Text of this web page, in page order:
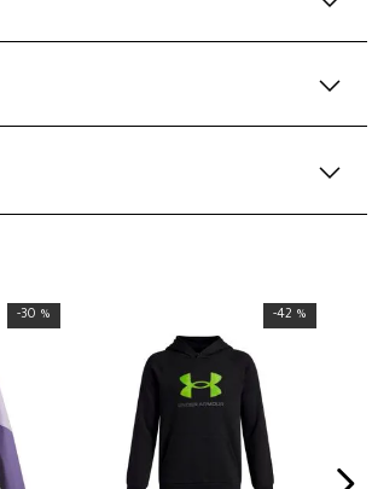
-30 % -42 %